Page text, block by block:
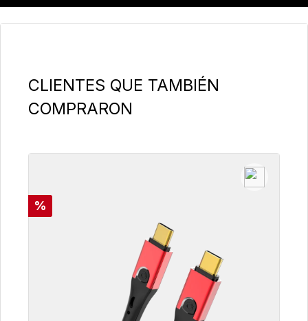
Omitir la galería de productos
CLIENTES QUE TAMBIÉN
COMPRARON
Descuento
%